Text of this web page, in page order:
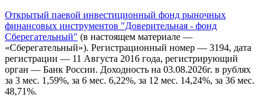
Открытый паевой инвестиционный фонд рыночных
финансовых инструментов "Доверительная - фонд
Сберегательный" (в настоящем материале —
«Сберегательный»). Регистрационный номер — 3194, дата
регистрации — 11 Августа 2016 года, регистрирующий
орган — Банк России. Доходность на 03.08.2026г. в рублях
за 3 мес. 1,59%, за 6 мес. 6,22%, за 12 мес. 14,24%, за 36 мес.
48,71%.